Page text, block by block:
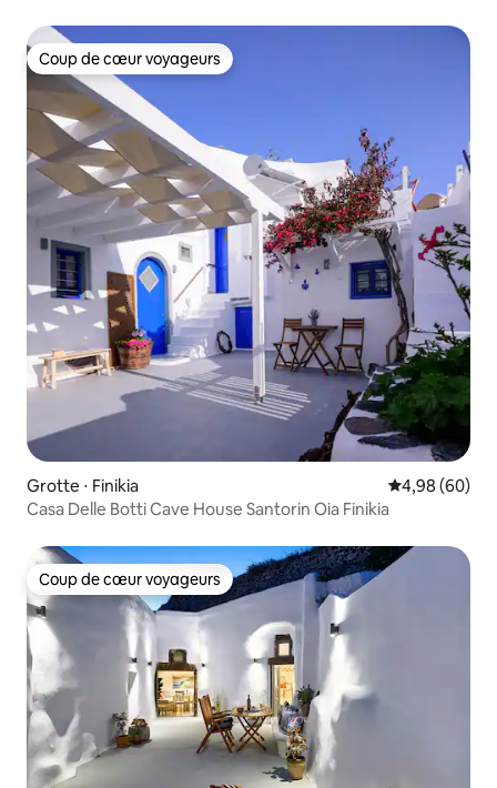
Coup de cœur voyageurs
Coup de cœur voyageurs
Grotte ⋅ Finikia Évaluation
4,98 (60)
Casa Delle Botti Cave House Santorin Oia Finikia
Coup de cœur voyageurs
Coup de cœur voyageurs